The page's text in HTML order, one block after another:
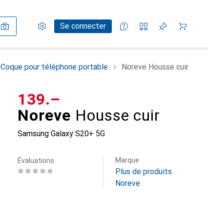
Paramètres
Compte clientSe connecter
Listes de comparaison
Listes d'envies
Panier
Coque pour téléphone portable Noreve Housse cuir
Noreve Housse cuir
Samsung Galaxy S20+ 5G
CHF
139.–
Évaluations Marque
Plus de produits
Noreve